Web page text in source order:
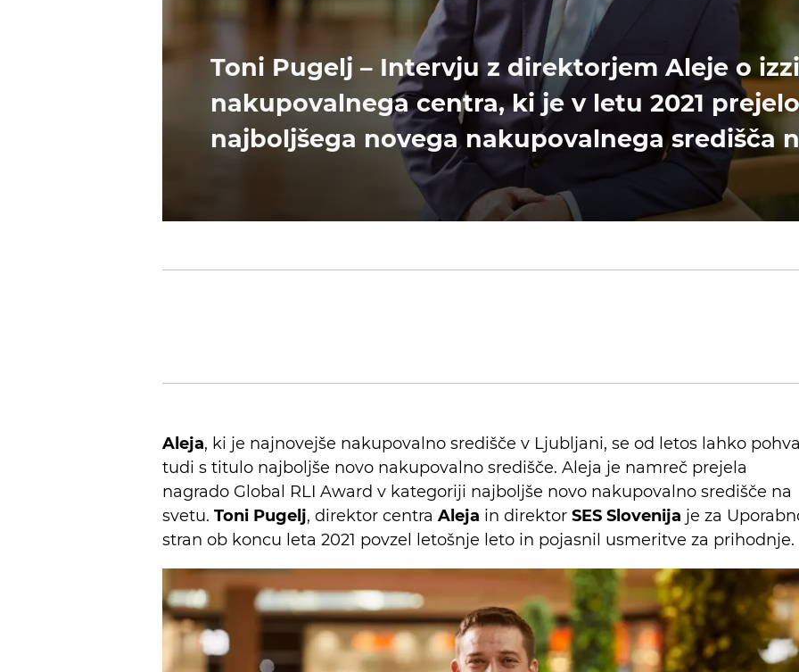
Toni Pugelj – Intervju z direktorjem Aleje o
nakupovalnega centra, ki je v letu 2021
najboljšega novega nakupovalnega središča
Aleja, ki je najnovejše nakupovalno središče v Ljubljani, se od letos lahko
tudi s titulo najboljše novo nakupovalno središče. Aleja je namreč prejela
nagrado Global RLI Award v kategoriji najboljše novo nakupovalno središče na
svetu. Toni Pugelj, direktor centra Aleja in direktor SES Slovenija je za
stran ob koncu leta 2021 povzel letošnje leto in pojasnil usmeritve za prihodnje.